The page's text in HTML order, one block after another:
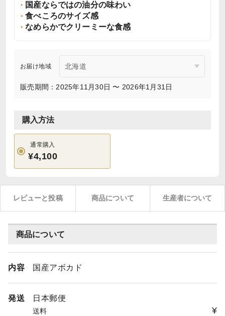
国産ならではの油分の味わい
食べころのサイズ感
なめらかでクリーミーな食感
お届け地域
販売期間：2025年11月30日 〜 2026年1月31日
購入方法
通常購入
¥4,100
レビューと投稿 商品について 生産者について
商品について
内容 国産アボカド
発送 日本郵便
送料 ¥